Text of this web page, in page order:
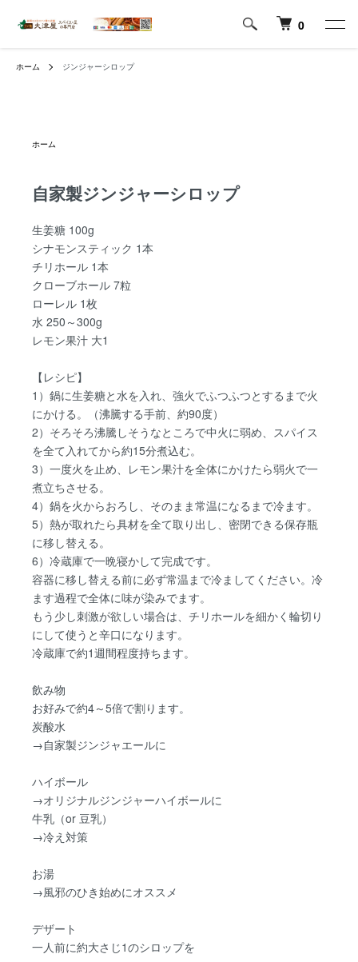
0
ホーム ジンジャーシロップ
ホーム
自家製ジンジャーシロップ
生姜糖 100g
シナモンスティック 1本
チリホール 1本
クローブホール 7粒
ローレル 1枚
水 250～300g
レモン果汁 大1
【レシピ】
1）鍋に生姜糖と水を入れ、強火でふつふつとするまで火
にかける。（沸騰する手前、約90度）
2）そろそろ沸騰しそうなところで中火に弱め、スパイス
を全て入れてから約15分煮込む。
3）一度火を止め、レモン果汁を全体にかけたら弱火で一
煮立ちさせる。
4）鍋を火からおろし、そのまま常温になるまで冷ます。
5）熱が取れたら具材を全て取り出し、密閉できる保存瓶
に移し替える。
6）冷蔵庫で一晩寝かして完成です。
容器に移し替える前に必ず常温まで冷ましてください。冷
ます過程で全体に味が染みでます。
もう少し刺激が欲しい場合は、チリホールを細かく輪切り
にして使うと辛口になります。
冷蔵庫で約1週間程度持ちます。
飲み物
お好みで約4～5倍で割ります。
炭酸水
→自家製ジンジャエールに
ハイボール
→オリジナルジンジャーハイボールに
牛乳（or 豆乳）
→冷え対策
お湯
→風邪のひき始めにオススメ
デザート
一人前に約大さじ1のシロップを